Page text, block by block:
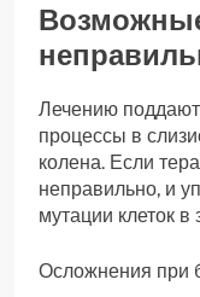
Лечению
процессы в
колена. Если
неправильно, и
мутации клеток
Осложнения при